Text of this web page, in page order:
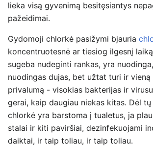
lieka visą gyvenimą besitęsiantys
pažeidimai.
Gydomoji chlorkė pasižymi bjauria
koncentruotesnė ar tiesiog ilgesnį
sugeba nudeginti rankas, yra
nuodingas dujas, bet užtat turi ir vieną
privalumą - visokias bakterijas ir
gerai, kaip daugiau niekas kitas. Dėl
chlorkė yra barstoma į tualetus, ja
stalai ir kiti paviršiai, dezinfekuojami
daiktai, ir taip toliau, ir taip toliau.